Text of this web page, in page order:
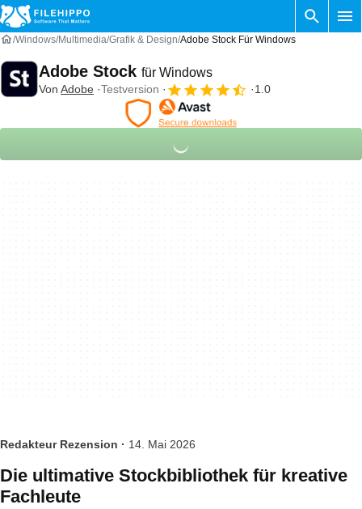
Windows Multimedia Grafik & Design Adobe Stock Für Windows
Adobe Stock für Windows
Von Adobe Testversion 1.0
Redakteur Rezension · 14. Mai 2026
Die ultimative Stockbibliothek für kreative
Fachleute